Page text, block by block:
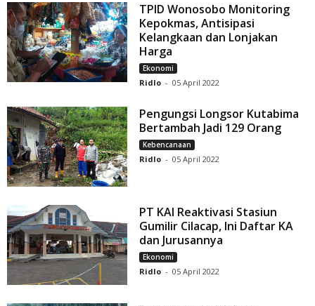
TPID Wonosobo Monitoring
Kepokmas, Antisipasi
Kelangkaan dan Lonjakan
Harga
Ekonomi
Ridlo - 05 April 2022
Pengungsi Longsor Kutabima
Bertambah Jadi 129 Orang
Kebencanaan
Ridlo - 05 April 2022
PT KAI Reaktivasi Stasiun
Gumilir Cilacap, Ini Daftar KA
dan Jurusannya
Ekonomi
Ridlo - 05 April 2022